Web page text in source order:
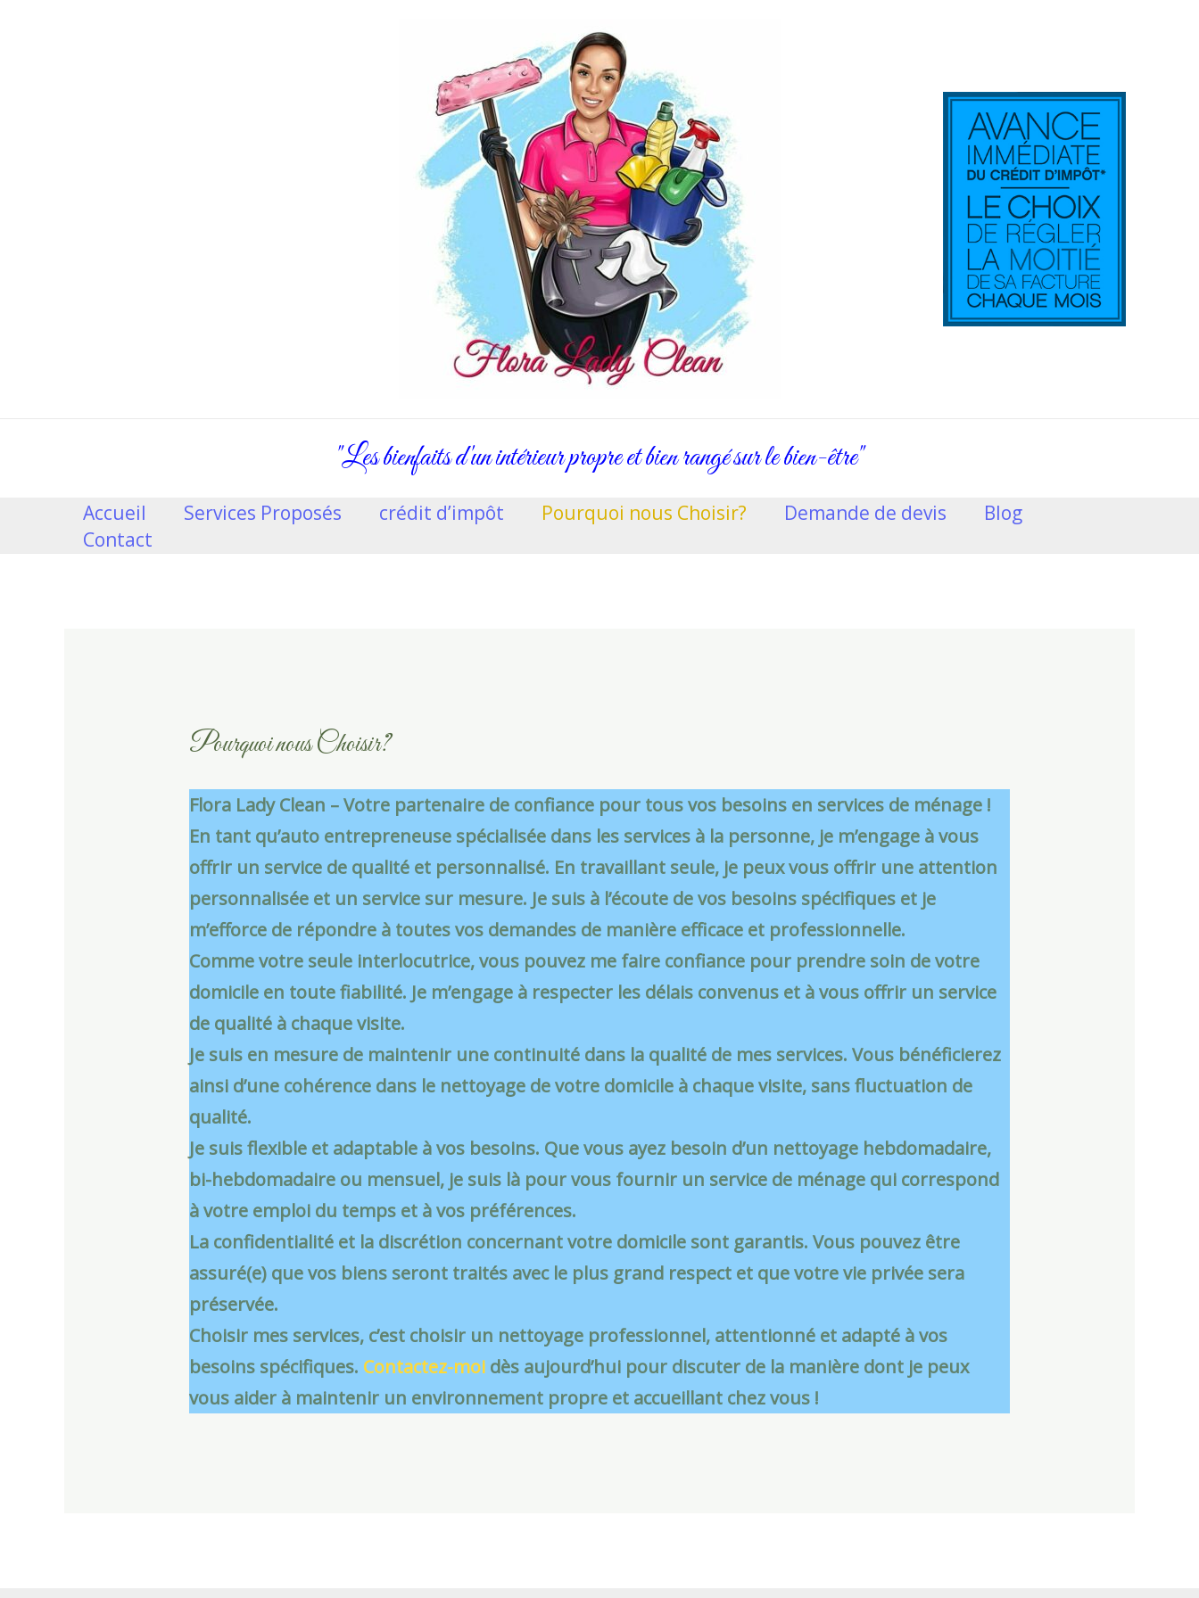
"Les bienfaits d'un intérieur propre et bien rangé sur le bien-être"
Accueil Services Proposés crédit d’impôt Pourquoi nous Choisir? Demande de devis
Blog
Contact
Pourquoi nous Choisir?
Flora Lady Clean – Votre partenaire de confiance pour tous vos besoins en services de ménage !
En tant qu’auto entrepreneuse spécialisée dans les services à la personne, je m’engage à vous
offrir un service de qualité et personnalisé. En travaillant seule, je peux vous offrir une attention
personnalisée et un service sur mesure. Je suis à l’écoute de vos besoins spécifiques et je
m’efforce de répondre à toutes vos demandes de manière efficace et professionnelle.
Comme votre seule interlocutrice, vous pouvez me faire confiance pour prendre soin de votre
domicile en toute fiabilité. Je m’engage à respecter les délais convenus et à vous offrir un service
de qualité à chaque visite.
Je suis en mesure de maintenir une continuité dans la qualité de mes services. Vous bénéficierez
ainsi d’une cohérence dans le nettoyage de votre domicile à chaque visite, sans fluctuation de
qualité.
Je suis flexible et adaptable à vos besoins. Que vous ayez besoin d’un nettoyage hebdomadaire,
bi-hebdomadaire ou mensuel, je suis là pour vous fournir un service de ménage qui correspond
à votre emploi du temps et à vos préférences.
La confidentialité et la discrétion concernant votre domicile sont garantis. Vous pouvez être
assuré(e) que vos biens seront traités avec le plus grand respect et que votre vie privée sera
préservée.
Choisir mes services, c’est choisir un nettoyage professionnel, attentionné et adapté à vos
besoins spécifiques. Contactez-moi dès aujourd’hui pour discuter de la manière dont je peux
vous aider à maintenir un environnement propre et accueillant chez vous !